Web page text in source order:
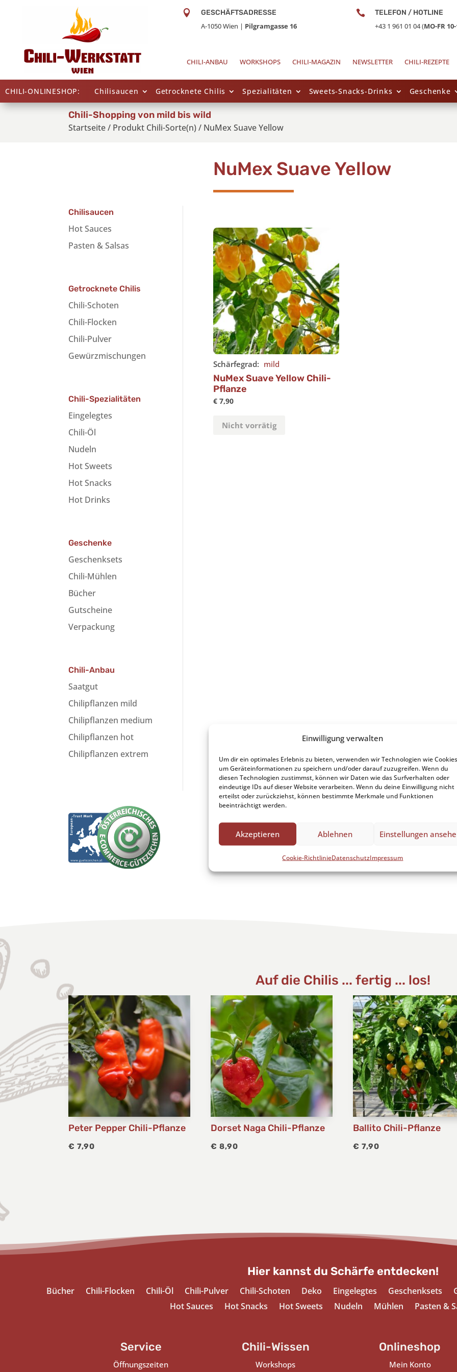
Einwilligung verwalten
Um dir ein optimales Erlebnis zu bieten, verwenden wir Technologien wie
um Geräteinformationen zu speichern und/oder darauf zuzugreifen. Wenn du
diesen Technologien zustimmst, können wir Daten wie das Surfverhalten oder
eindeutige IDs auf dieser Website verarbeiten. Wenn du deine Einwilligung nicht
erteilst oder zurückziehst, können bestimmte Merkmale und Funktionen
beeinträchtigt werden.
Akzeptieren Ablehnen Einstellungen
Cookie-RichtlinieDatenschutzImpressum
 GESCHÄFTSADRESSE
A-1050 Wien | Pilgramgasse 16
 TELEFON / HOTLINE
+43 1 961 01 04 (MO-FR
CHILI-ANBAU WORKSHOPS CHILI-MAGAZIN NEWSLETTER CHILI-REZEPTE
CHILI-ONLINESHOP: Chilisaucen Getrocknete Chilis Spezialitäten Sweets-Snacks-Drinks Geschenke
Chili-Shopping von mild bis wild
Startseite/ Produkt Chili-Sorte(n)/ NuMex Suave Yellow
NuMex Suave Yellow
Chilisaucen
Hot Sauces
Pasten & Salsas
Getrocknete Chilis
Chili-Schoten
Chili-Flocken
Chili-Pulver
Gewürzmischungen
Chili-Spezialitäten
Eingelegtes
Chili-Öl
Nudeln
Hot Sweets
Hot Snacks
Hot Drinks
Geschenke
Geschenksets
Chili-Mühlen
Bücher
Gutscheine
Verpackung
Chili-Anbau
Saatgut
Chilipflanzen mild
Chilipflanzen medium
Chilipflanzen hot
Chilipflanzen extrem
Schärfegrad: mild
NuMex Suave Yellow Chili-
Pflanze
€7,90
Nicht vorrätig
Auf die Chilis ... fertig ... los!
Peter Pepper Chili-Pflanze
€ 7,90
Dorset Naga Chili-Pflanze
€ 8,90
Ballito Chili-Pflanze
€ 7,90
Hier kannst du Schärfe entdecken!
Bücher Chili-Flocken Chili-Öl Chili-Pulver Chili-Schoten Deko Eingelegtes Geschenksets
Hot Sauces
Hot Snacks Hot Sweets Nudeln Mühlen Pasten &
Service
Öffnungszeiten
Chili-Wissen
Workshops
Onlineshop
Mein Konto